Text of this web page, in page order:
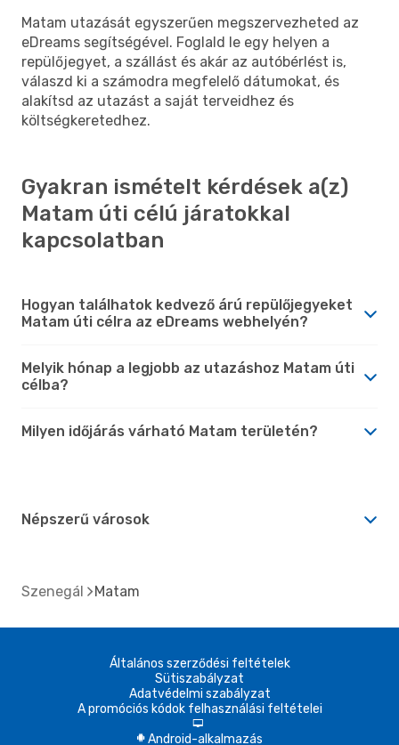
Matam utazását egyszerűen megszervezheted az
eDreams segítségével. Foglald le egy helyen a
repülőjegyet, a szállást és akár az autóbérlést is,
válaszd ki a számodra megfelelő dátumokat, és
alakítsd az utazást a saját terveidhez és
költségkeretedhez.
Gyakran ismételt kérdések a(z)
Matam úti célú járatokkal
kapcsolatban
Hogyan találhatok kedvező árú repülőjegyeket
Matam úti célra az eDreams webhelyén?
Melyik hónap a legjobb az utazáshoz Matam úti
célba?
Milyen időjárás várható Matam területén?
Népszerű városok
Szenegál Matam
Általános szerződési feltételek
Sütiszabályzat
Adatvédelmi szabályzat
A promóciós kódok felhasználási feltételei
d
A Android-alkalmazás